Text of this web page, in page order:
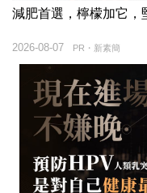
減肥首選，檸檬加它，
PR・新素簡
2026-08-07